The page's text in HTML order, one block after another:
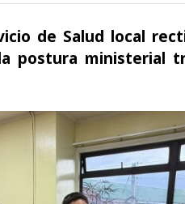
de Salud local
postura ministerial